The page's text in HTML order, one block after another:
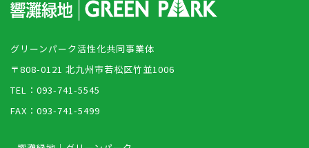
グリーンパーク活性化共同事業体
〒808-0121 北九州市若松区竹並1006
TEL：093-741-5545
FAX：093-741-5499